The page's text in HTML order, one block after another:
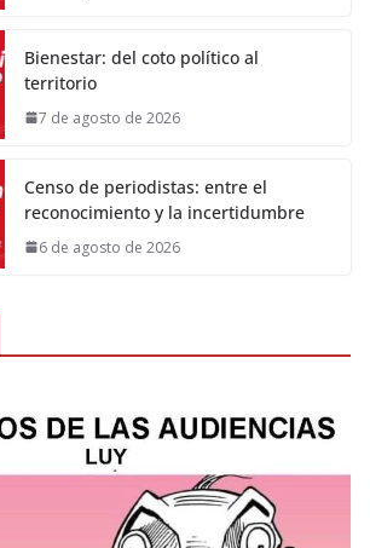
Bienestar: del coto político al
territorio
7 de agosto de 2026
Censo de periodistas: entre el
reconocimiento y la incertidumbre
6 de agosto de 2026